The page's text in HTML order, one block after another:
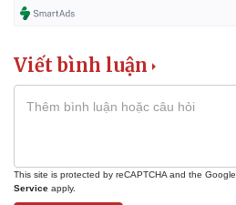
Viết bình luận
This site is protected by reCAPTCHA and the Google
Service apply.